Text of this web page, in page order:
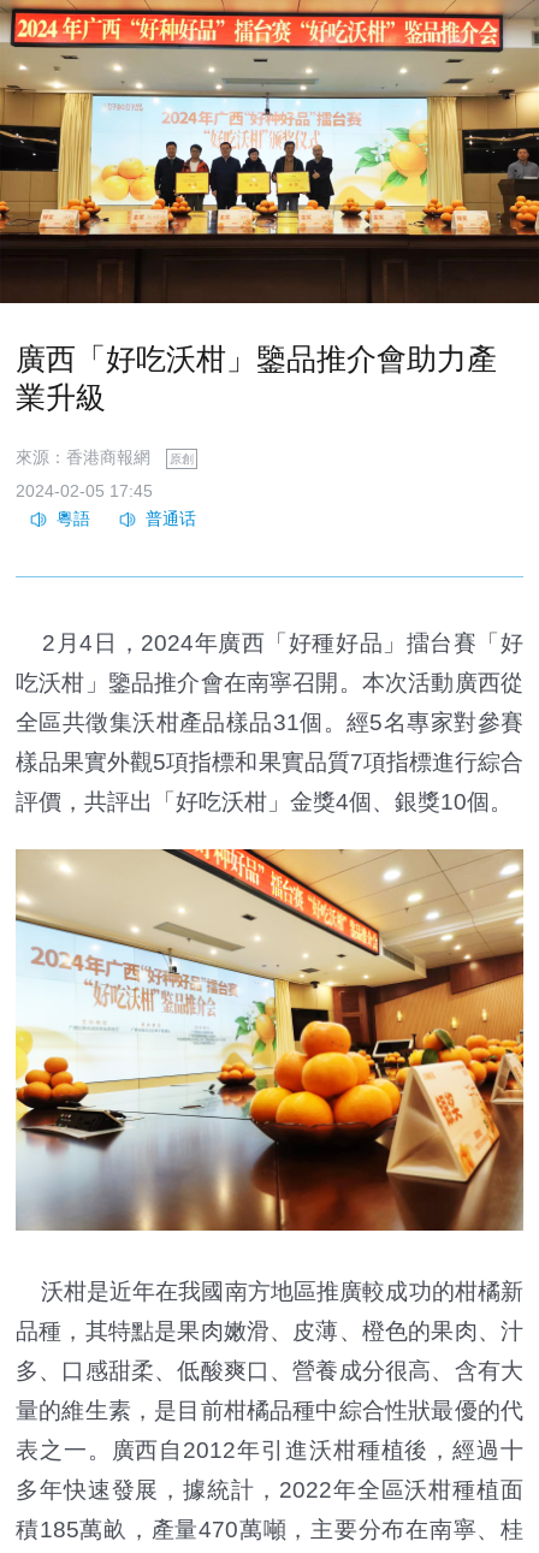
廣西「好吃沃柑」鑒品推介會助力產
業升級
來源：香港商報網 原創
2024-02-05 17:45
2月4日，2024年廣西「好種好品」擂台賽「好
吃沃柑」鑒品推介會在南寧召開。本次活動廣西從
全區共徵集沃柑產品樣品31個。經5名專家對參賽
樣品果實外觀5項指標和果實品質7項指標進行綜合
評價，共評出「好吃沃柑」金獎4個、銀獎10個。
沃柑是近年在我國南方地區推廣較成功的柑橘新
品種，其特點是果肉嫩滑、皮薄、橙色的果肉、汁
多、口感甜柔、低酸爽口、營養成分很高、含有大
量的維生素，是目前柑橘品種中綜合性狀最優的代
表之一。廣西自2012年引進沃柑種植後，經過十
多年快速發展，據統計，2022年全區沃柑種植面
積185萬畝，產量470萬噸，主要分布在南寧、桂